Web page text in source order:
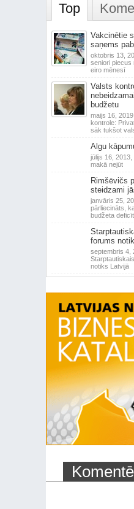
Top
Vakcinētie
saņems
oktobris 13,
seniori piecus
eiro mēnesī
Valsts
budžetu
maijs 16, 2019,
kontrole:
sāk tukšot
Algu
jūlijs 16, 2013,
makā nejūt
Rimšēvičs
steidzami
janvāris 25,
pārliecināts,
budžeta
forums
septembris 4,
notiks Latvijā